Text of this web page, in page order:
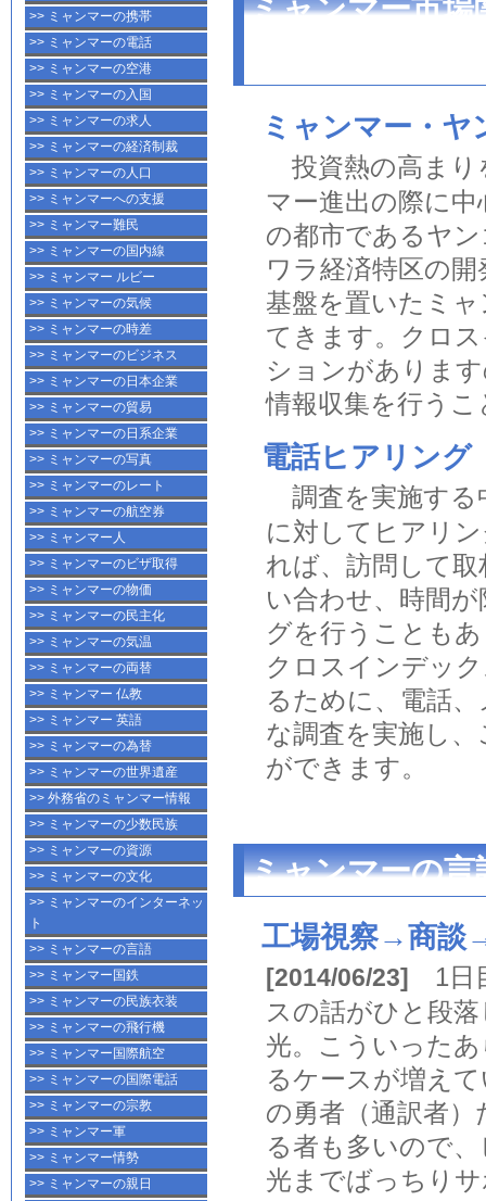
ミャンマー市場
ミャンマー・ヤ
投資熱の高まり
マー進出の際に
の都市であるヤ
ワラ経済特区の開
基盤を置いたミ
てきます。クロ
ションがありま
情報収集を行う
電話ヒアリング
調査を実施す
に対して ヒアリ
れば、訪問して
い合わせ、時間
グを行うことも
クロスインデッ
るために、 電話
な調査を実施し
ができます。
ミャンマーの言
工場視察→商談
[2014/06/23]
1日
スの話がひと段
光。こういった
るケースが増え
の勇者（通訳者
る者も多いので
光までばっちり
>> ミャンマーの携帯
>> ミャンマーの電話
>> ミャンマーの空港
>> ミャンマーの入国
>> ミャンマーの求人
>> ミャンマーの経済制裁
>> ミャンマーの人口
>> ミャンマーへの支援
>> ミャンマー難民
>> ミャンマーの国内線
>> ミャンマー ルビー
>> ミャンマーの気候
>> ミャンマーの時差
>> ミャンマーのビジネス
>> ミャンマーの日本企業
>> ミャンマーの貿易
>> ミャンマーの日系企業
>> ミャンマーの写真
>> ミャンマーのレート
>> ミャンマーの航空券
>> ミャンマー人
>> ミャンマーのビザ取得
>> ミャンマーの物価
>> ミャンマーの民主化
>> ミャンマーの気温
>> ミャンマーの両替
>> ミャンマー 仏教
>> ミャンマー 英語
>> ミャンマーの為替
>> ミャンマーの世界遺産
>> 外務省のミャンマー情報
>> ミャンマーの少数民族
>> ミャンマーの資源
>> ミャンマーの文化
>> ミャンマーのインターネッ
ト
>> ミャンマーの言語
>> ミャンマー国鉄
>> ミャンマーの民族衣装
>> ミャンマーの飛行機
>> ミャンマー国際航空
>> ミャンマーの国際電話
>> ミャンマーの宗教
>> ミャンマー軍
>> ミャンマー情勢
>> ミャンマーの親日